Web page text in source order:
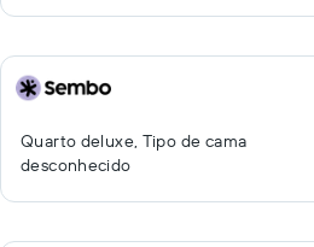
Quarto deluxe, Tipo de cama
desconhecido